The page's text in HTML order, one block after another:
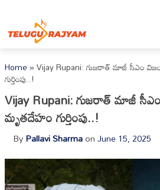
Home»Vijay Rupani: గుజరాత్ మాజీ సీఎం
గుర్తింపు..!
Vijay Rupani: గుజరాత్ మాజీ
మృతదేహం గుర్తింపు..!
ByPallavi SharmaonJune 15, 2025